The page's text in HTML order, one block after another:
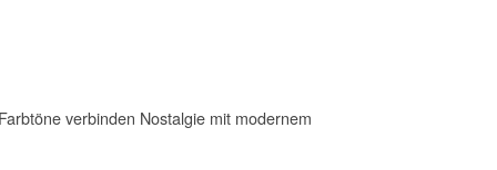
verbinden Nostalgie mit modernem